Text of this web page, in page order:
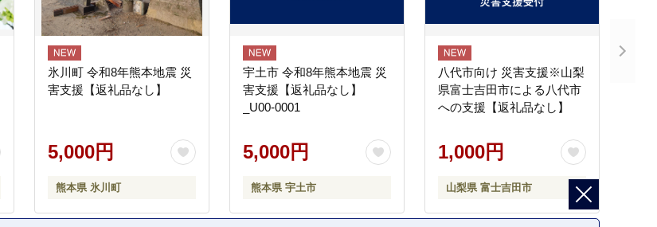
氷川町 令和8年熊本地震 災
害支援【返礼品なし】
5,000円
熊本県 氷川町
宇土市 令和8年熊本地震 災
害支援【返礼品なし】
_U00-0001
5,000円
熊本県 宇土市
八代市向け 災害支援※山梨
県富士吉田市による八代市
への支援【返礼品なし】
1,000円
山梨県 富士吉田市